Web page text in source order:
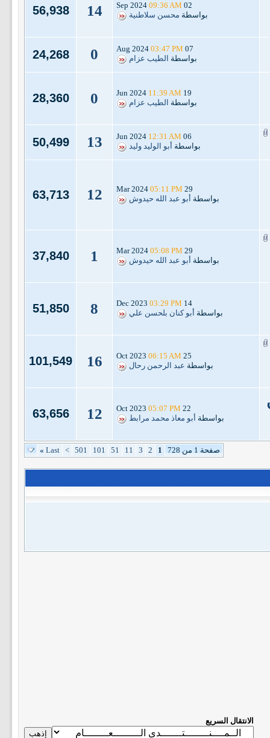
02 Sep 2024
09:36 AM
بواسطة محسن سلاطنية 14
56,938
07 Aug 2024
03:47 PM
بواسطة الطيب عزام 0
24,268
19 Jun 2024
11:39 AM
بواسطة الطيب عزام 0
28,360
06 Jun 2024
12:31 AM
بواسطة أبو الوليد وليد 13
50,499
29 Mar 2024
05:11 PM
بواسطة أبو عبد الله حيدوش 12
63,713
29 Mar 2024
05:08 PM
بواسطة أبو عبد الله حيدوش 1
37,840
14 Dec 2023
03:29 PM
بواسطة أبو كنان بلحسن علي 8
51,850
25 Oct 2023
06:15 AM
بواسطة عبد الرحمن رحال 16
101,549
22 Oct 2023
05:07 PM
بواسطة أبو معاذ محمد مرابط 12
63,656
صفحة 1 من 728 1
2
3
11
51
101
501
>
Last
»
الانتقال السريع